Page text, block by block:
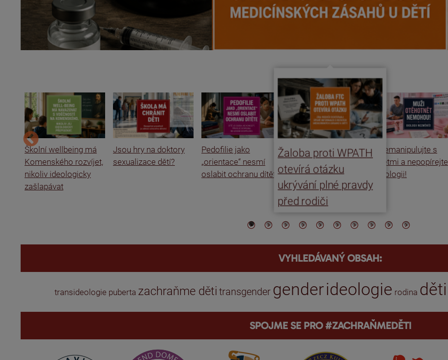
Školní wellbeing má
Komenského rozvíjet,
nikoliv ideologicky
zašlapávat
Jsou hry na doktory
sexualizace dětí?
Pedofilie jako
„orientace“ nesmí
oslabit ochranu dítěte
Žaloba proti WPATH
otevírá otázku
ukrývání plné pravdy
před rodiči
Nemanipulujte s
dětmi a nepopírejte
biologii!
VYHLEDÁVANÝ OBSAH:
transideologie puberta zachraňme děti transgender genderideologie rodina děti
SPOJME SE PRO #ZACHRAŇMEDĚTI